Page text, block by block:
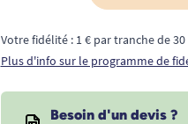
Votre fidélité : 1 € par tranche de
Plus d'info sur le programme de
Besoin d'un devis ?